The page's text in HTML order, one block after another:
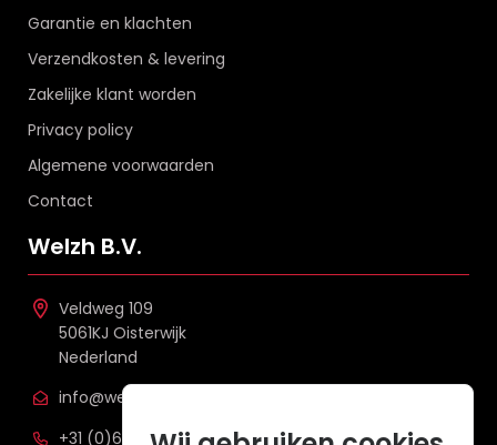
Garantie en klachten
Verzendkosten & levering
Zakelijke klant worden
Privacy policy
Algemene voorwaarden
Contact
Welzh B.V.
Veldweg 109
5061KJ Oisterwijk
Nederland
info@welzh.nl
+31 (0)6 26 51 83 20